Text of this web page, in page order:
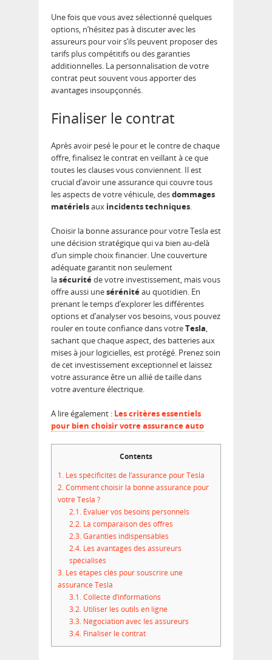
Une fois que vous avez sélectionné quelques
options, n’hésitez pas à discuter avec les
assureurs pour voir s’ils peuvent proposer des
tarifs plus compétitifs ou des garanties
additionnelles. La personnalisation de votre
contrat peut souvent vous apporter des
avantages insoupçonnés.
Finaliser le contrat
Après avoir pesé le pour et le contre de chaque
offre, finalisez le contrat en veillant à ce que
toutes les clauses vous conviennent. Il est
crucial d’avoir une assurance qui couvre tous
les aspects de votre véhicule, desdommages
matérielsaux incidents techniques.
Choisir la bonne assurance pour votre Tesla est
une décision stratégique qui va bien au-delà
d’un simple choix financier. Une couverture
adéquate garantit non seulement
lasécuritéde votre investissement, mais vous
offre aussi unesérénitéau quotidien. En
prenant le temps d’explorer les différentes
options et d’analyser vos besoins, vous pouvez
rouler en toute confiance dans votreTesla,
sachant que chaque aspect, des batteries aux
mises à jour logicielles, est protégé. Prenez soin
de cet investissement exceptionnel et laissez
votre assurance être un allié de taille dans
votre aventure électrique.
A lire également : Les critères essentiels
pour bien choisir votre assurance auto
Contents
1. Les spécificités de l’assurance pour Tesla
2.Comment choisir la bonne assurance pour
votre Tesla ?
2.1.Évaluer vos besoins personnels
2.2.La comparaison des offres
2.3.Garanties indispensables
2.4.Les avantages des assureurs
spécialisés
3. Les étapes clés pour souscrire une
assurance Tesla
3.1.Collecte d’informations
3.2.Utiliser les outils en ligne
3.3.Négociation avec les assureurs
3.4.Finaliser le contrat